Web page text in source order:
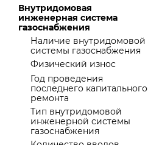
Внутридомовая
инженерная система
газоснабжения
Наличие внутридомовой
системы газоснабжения
Физический износ
Год проведения
последнего капитального
ремонта
Тип внутридомовой
инженерной системы
газоснабжения